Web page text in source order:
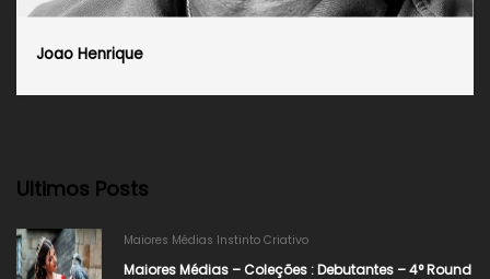
Joao Henrique
Ultimos Posts
Maiores Médias Instinto Criativo
Maiores Médias – Coleções : Debutantes – 4° Round